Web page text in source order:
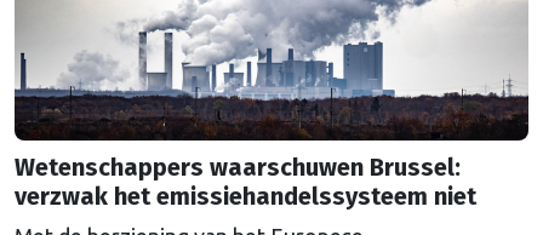
Wetenschappers waarschuwen Brussel:
verzwak het emissiehandelssysteem niet